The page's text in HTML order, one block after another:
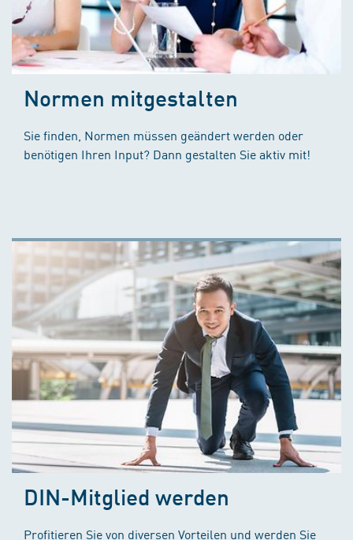
Normen mitgestalten
Sie finden, Normen müssen geändert werden oder
benötigen Ihren Input? Dann gestalten Sie aktiv mit!
DIN-Mitglied werden
Profitieren Sie von diversen Vorteilen und werden Sie